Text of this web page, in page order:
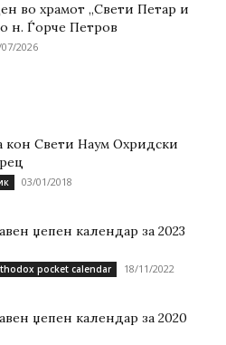
во храмот „Свети Петар и
н. Ѓорче Петров
2026
кон Свети Наум Охридски
03/01/2018
џепен календар за 2023
pocket calendar 18/11/2022
џепен календар за 2020